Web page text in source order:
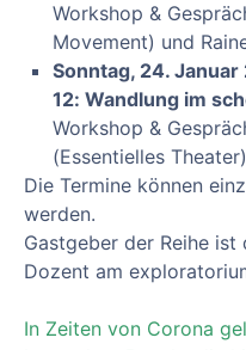
Workshop &
Movement) und
Sonntag, 24. Januar
12: Wandlung im
Workshop &
(Essentielles
Die Termine können
werden.
Gastgeber der Reihe
Dozent am
In Zeiten von Corona